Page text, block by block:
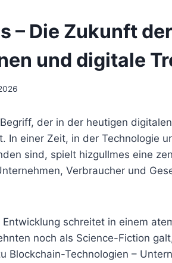
– Die Zukunft
und digitale
der in der heutigen
In einer Zeit, in der Technologie
sind, spielt hizgullmes eine
Verbraucher und
schreitet in einem
noch als Science-Fiction
Blockchain-Technologien –